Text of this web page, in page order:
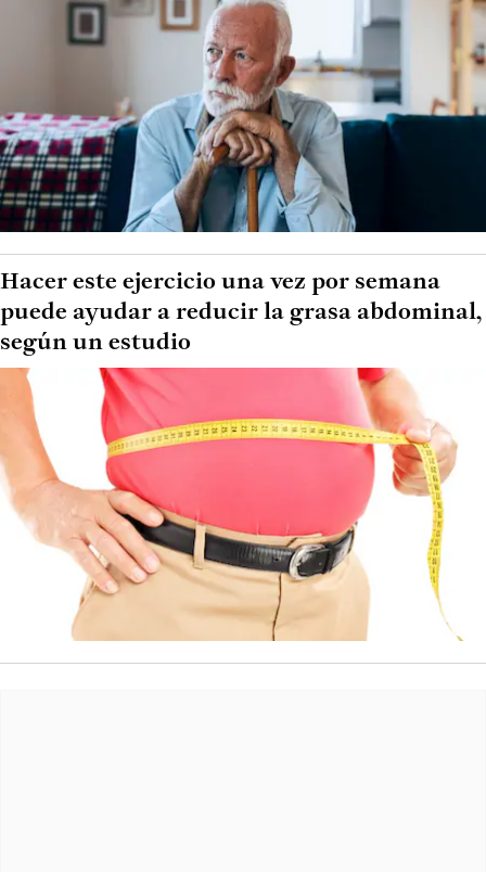
Hacer este ejercicio una vez por semana
puede ayudar a reducir la grasa abdominal,
según un estudio